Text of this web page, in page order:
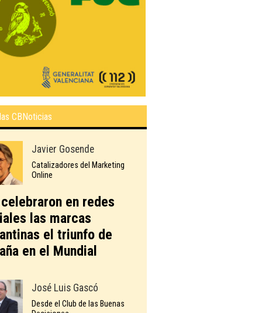
CBNoticias
Javier Gosende
Catalizadores del Marketing
Online
en redes
las marcas
el triunfo de
en el Mundial
José Luis Gascó
Desde el Club de las Buenas